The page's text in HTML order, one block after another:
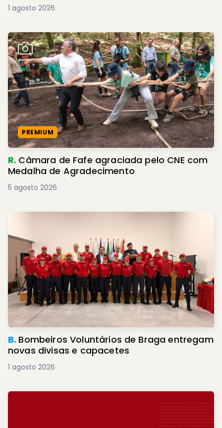
1 agosto 2026
PREMIUM
R. Câmara de Fafe agraciada pelo CNE com
Medalha de Agradecimento
5 agosto 2026
B. Bombeiros Voluntários de Braga entregam
novas divisas e capacetes
1 agosto 2026